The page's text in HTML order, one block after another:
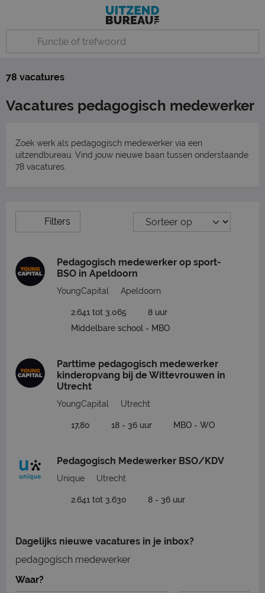
78 vacatures
Vacatures pedagogisch medewerker
Zoek werk als pedagogisch medewerker via een
uitzendbureau. Vind jouw nieuwe baan tussen onderstaande
78 vacatures.
Filters
Pedagogisch medewerker op sport-
BSO in Apeldoorn
YoungCapital Apeldoorn
2.641 tot 3.065
8 uur
Middelbare school - MBO
Parttime pedagogisch medewerker
kinderopvang bij de Wittevrouwen in
Utrecht
YoungCapital Utrecht
17,80 18 - 36 uur MBO - WO
Pedagogisch Medewerker BSO/KDV
Unique Utrecht
2.641 tot 3.630 8 - 36 uur
Dagelijks nieuwe vacatures in je inbox?
pedagogisch medewerker
Waar?